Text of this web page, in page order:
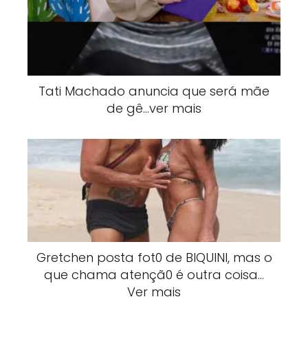
Tati Machado anuncia que será mãe
de gê…ver mais
Gretchen posta fot0 de BlQUlNI, mas o
que chama atençã0 é outra coisa…
Ver mais